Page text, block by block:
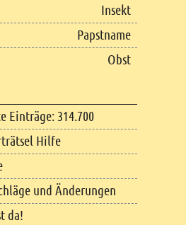
Insekt
Papstname
Obst
Einträge: 314.700
Hilfe
und Änderungen
da!